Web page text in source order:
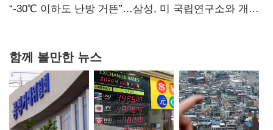
없어”
“-30℃ 이하도 난방 거뜬”…삼성, 미 국립연구소와 개발
함께 볼만한 뉴스